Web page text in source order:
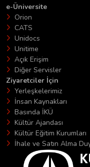
e-Üniversite
Orion
CATS
Unidocs
Unitime
Açık Erişim
Diğer Servisler
Ziyaretciler İçin
Yerleşkelerimiz
İnsan Kaynakları
Basında İKÜ
Kültür Ajandası
Kültür Eğitim Kurumları
İhale ve Satın Alma